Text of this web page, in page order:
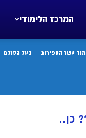
המרכז הלימודי
עשר הספירות בעל הסולם
כן..